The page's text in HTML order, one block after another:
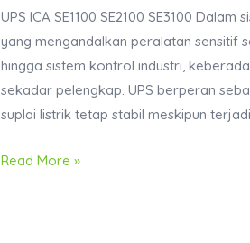
UPS ICA SE1100 SE2100 SE3100
yang mengandalkan peralatan sensitif
hingga sistem kontrol industri,
sekadar pelengkap. UPS berperan
suplai listrik tetap stabil meskipun
UPS
Read More »